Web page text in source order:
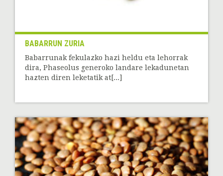
BABARRUN ZURIA
Babarrunak fekulazko hazi heldu eta lehorrak
dira, Phaseolus generoko landare lekadunetan
hazten diren leketatik at[...]